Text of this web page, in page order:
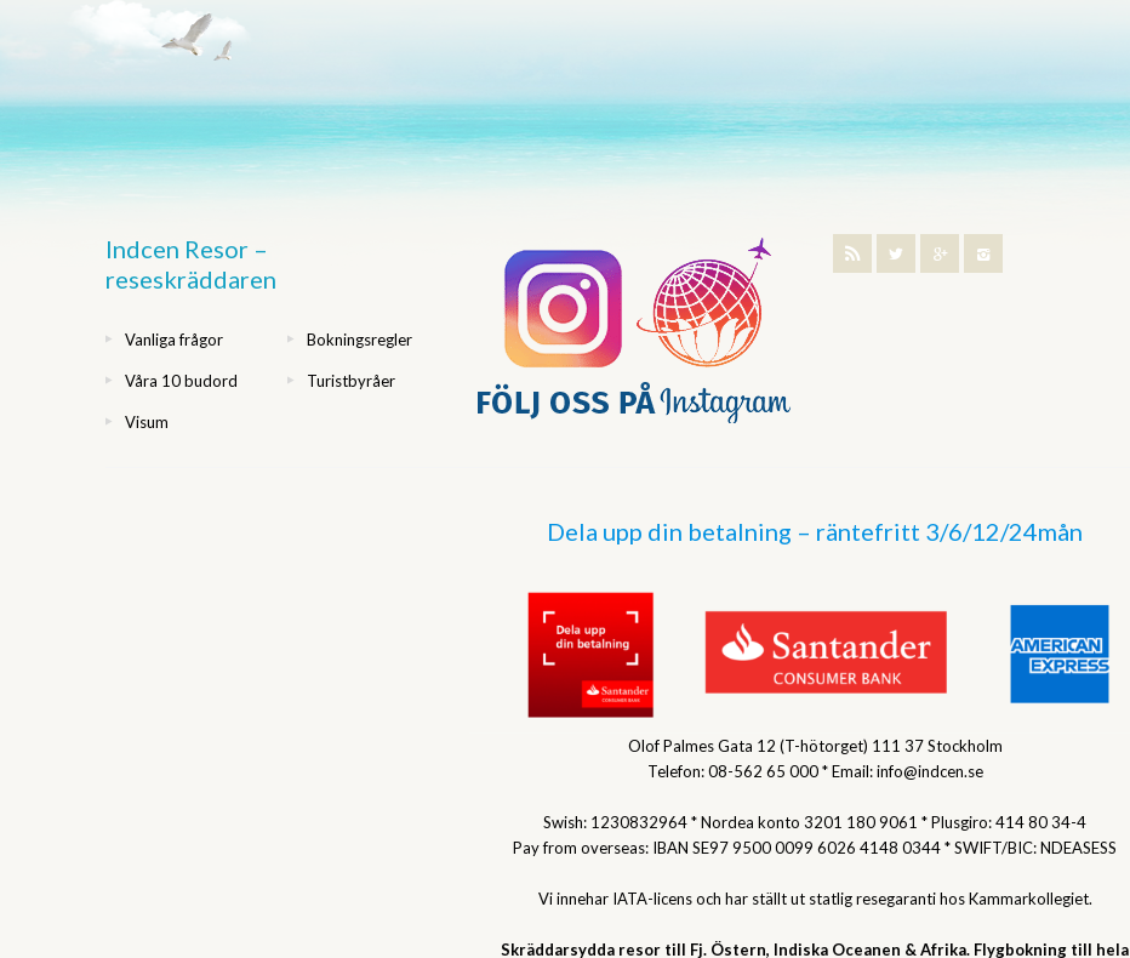
Indcen Resor –
reseskräddaren
Vanliga frågor Bokningsregler
Våra 10 budord Turistbyråer
Visum
Dela upp din betalning – räntefritt 3/6/12/24mån
Olof Palmes Gata 12 (T-hötorget) 111 37 Stockholm
Telefon: 08-562 65 000 * Email: info@indcen.se
Swish: 1230832964 * Nordea konto 3201 180 9061 * Plusgiro: 414 80 34-4
Pay from overseas: IBAN SE97 9500 0099 6026 4148 0344 * SWIFT/BIC: NDEASESS
Vi innehar IATA-licens och har ställt ut statlig resegaranti hos Kammarkollegiet.
Skräddarsydda resor till Fj. Östern, Indiska Oceanen & Afrika. Flygbokning till hela